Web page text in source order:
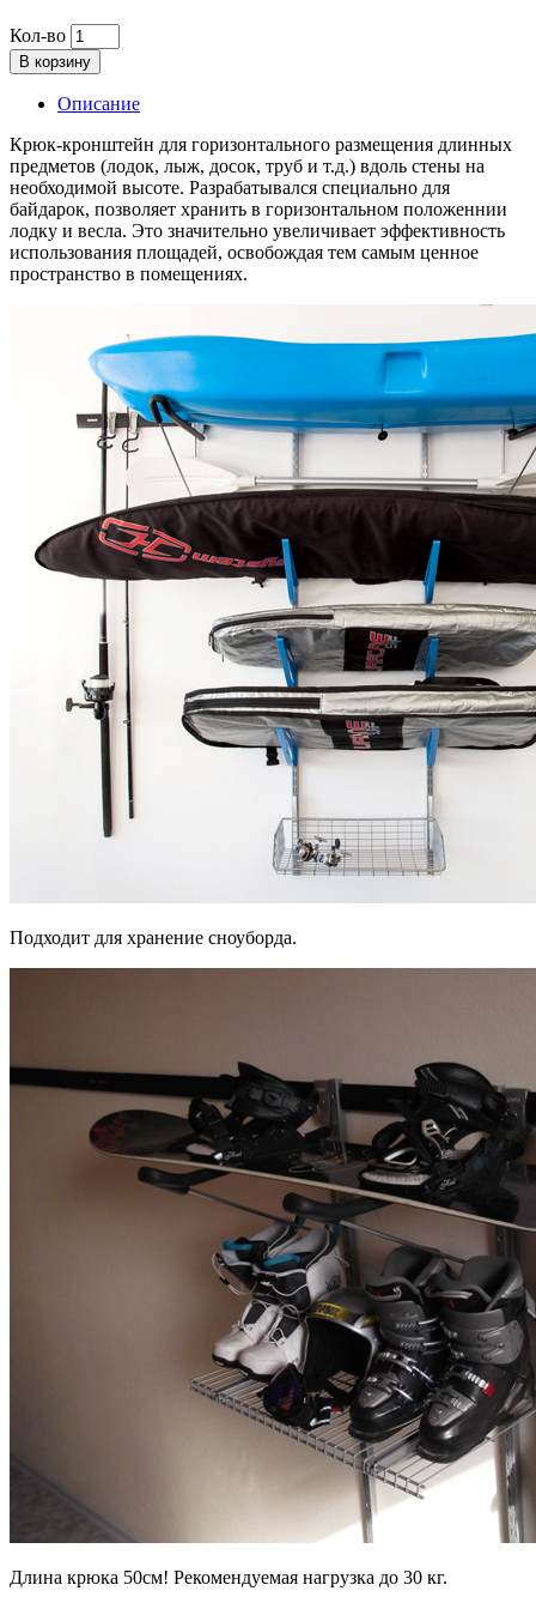
Кол-во
В корзину
Описание
Крюк-кронштейн для горизонтального размещения длинных
предметов (лодок, лыж, досок, труб и т.д.) вдоль стены на
необходимой высоте. Разрабатывался специально для
байдарок, позволяет хранить в горизонтальном положеннии
лодку и весла. Это значительно увеличивает эффективность
использования площадей, освобождая тем самым ценное
пространство в помещениях.
Подходит для хранение сноуборда.
Длина крюка 50см! Рекомендуемая нагрузка до 30 кг.